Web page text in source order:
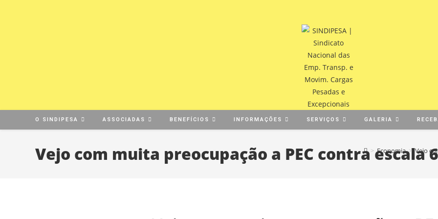
O SINDIPESA ASSOCIADAS BENEFÍCIOS INFORMAÇÕES SERVIÇOS GALERIA
Vejo com muita preocupação a PEC contra escala
> Economia > Vejo